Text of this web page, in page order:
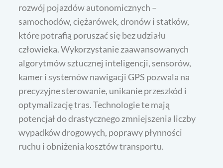
rozwój pojazdów autonomicznych –
samochodów, ciężarówek, dronów i statków,
które potrafią poruszać się bez udziału
człowieka. Wykorzystanie zaawansowanych
algorytmów sztucznej inteligencji, sensorów,
kamer i systemów nawigacji GPS pozwala na
precyzyjne sterowanie, unikanie przeszkód i
optymalizację tras. Technologie te mają
potencjał do drastycznego zmniejszenia liczby
wypadków drogowych, poprawy płynności
ruchu i obniżenia kosztów transportu.